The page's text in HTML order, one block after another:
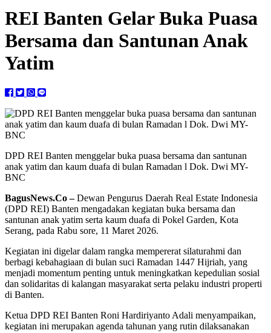
REI Banten Gelar Buka Puasa
Bersama dan Santunan Anak
Yatim
DPD REI Banten menggelar buka puasa bersama dan santunan
anak yatim dan kaum duafa di bulan Ramadan l Dok. Dwi MY-
BNC
BagusNews.Co –Dewan Pengurus Daerah Real Estate Indonesia
(DPD REI) Banten mengadakan kegiatan buka bersama dan
santunan anak yatim serta kaum duafa di Pokel Garden, Kota
Serang, pada Rabu sore, 11 Maret 2026.
Kegiatan ini digelar dalam rangka mempererat silaturahmi dan
berbagi kebahagiaan di bulan suci Ramadan 1447 Hijriah, yang
menjadi momentum penting untuk meningkatkan kepedulian sosial
dan solidaritas di kalangan masyarakat serta pelaku industri properti
di Banten.
Ketua DPD REI Banten Roni Hardiriyanto Adali menyampaikan,
kegiatan ini merupakan agenda tahunan yang rutin dilaksanakan